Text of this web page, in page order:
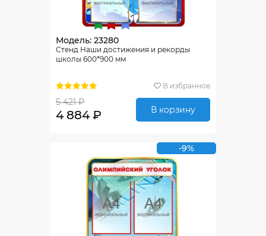
Модель: 23280
Стенд Наши достижения и рекорды
школы 600*900 мм
В избранное
5 421 ₽
4 884 ₽ В корзину
-9%